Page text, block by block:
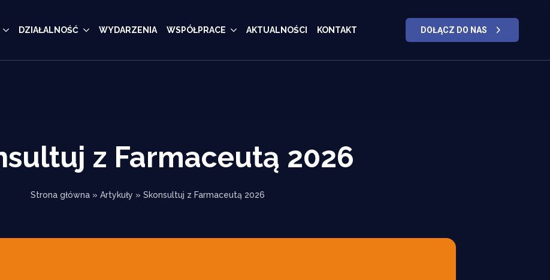
DZIAŁALNOŚĆ WYDARZENIA WSPÓŁPRACE AKTUALNOŚCI KONTAKT DOŁĄCZ DO NAS
z Farmaceutą 2026
Strona główna» Artykuły » Skonsultuj z Farmaceutą 2026